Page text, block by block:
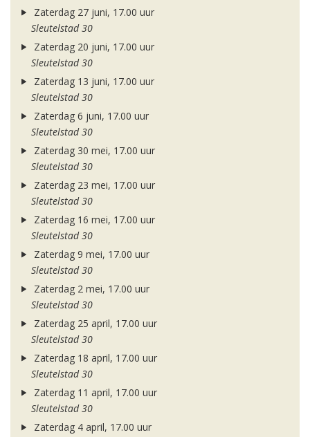
Zaterdag 27 juni, 17.00 uur
Sleutelstad 30
Zaterdag 20 juni, 17.00 uur
Sleutelstad 30
Zaterdag 13 juni, 17.00 uur
Sleutelstad 30
Zaterdag 6 juni, 17.00 uur
Sleutelstad 30
Zaterdag 30 mei, 17.00 uur
Sleutelstad 30
Zaterdag 23 mei, 17.00 uur
Sleutelstad 30
Zaterdag 16 mei, 17.00 uur
Sleutelstad 30
Zaterdag 9 mei, 17.00 uur
Sleutelstad 30
Zaterdag 2 mei, 17.00 uur
Sleutelstad 30
Zaterdag 25 april, 17.00 uur
Sleutelstad 30
Zaterdag 18 april, 17.00 uur
Sleutelstad 30
Zaterdag 11 april, 17.00 uur
Sleutelstad 30
Zaterdag 4 april, 17.00 uur